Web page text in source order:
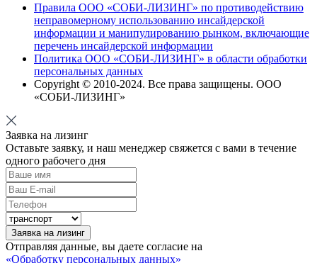
Правила ООО «СОБИ-ЛИЗИНГ» по противодействию
неправомерному использованию инсайдерской
информации и манипулированию рынком, включающие
перечень инсайдерской информации
Политика ООО «СОБИ-ЛИЗИНГ» в области обработки
персональных данных
Copyright © 2010-2024. Все права защищены. ООО
«СОБИ-ЛИЗИНГ»
Заявка на лизинг
Оставьте заявку, и наш менеджер свяжется с вами в течение
одного рабочего дня
Заявка на лизинг
Отправляя данные, вы даете согласие на
«Обработку персональных данных»